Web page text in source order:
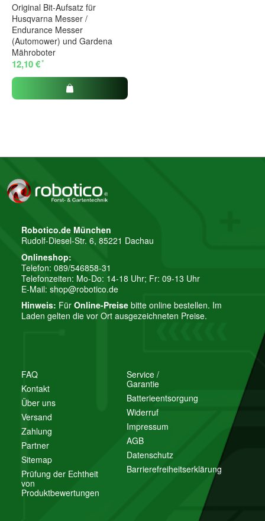
Original Bit-Aufsatz für
Husqvarna Messer /
Endurance Messer
(Automower) und Gardena
Mähroboter
12,10 €*
FAQ
Kontakt
Über uns
Versand
Zahlung
Partner
Sitemap
Prüfung der Echtheit
von
Produktbewertungen
Service /
Garantie
Batterieentsorgung
Widerruf
Impressum
AGB
Datenschutz
Barrierefreiheitserklärung
Robotico.de München
Rudolf-Diesel-Str. 6, 85221 Dachau
Onlineshop:
Telefon: 089/546858-31
Telefonzeiten: Mo-Do: 14-18 Uhr; Fr: 09-13 Uhr
E-Mail: shop@robotico.de
Hinweis: Für Online-Preise bitte online bestellen. Im
Laden gelten die vor Ort ausgezeichneten Preise.